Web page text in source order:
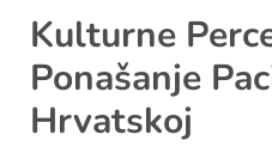
Kulturne
Ponašanje
Hrvatskoj